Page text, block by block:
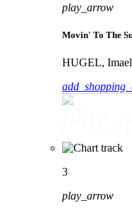
play_arrow
Movin' To The
HUGEL,
3
play_arrow